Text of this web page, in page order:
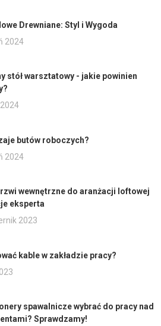
Drewniane: Styl i Wygoda
2024
stół warsztatowy - jakie powinien
butów roboczych?
2024
wewnętrzne do aranżacji loftowej
eksperta
2023
kable w zakładzie pracy?
spawalnicze wybrać do pracy nad
Sprawdzamy!